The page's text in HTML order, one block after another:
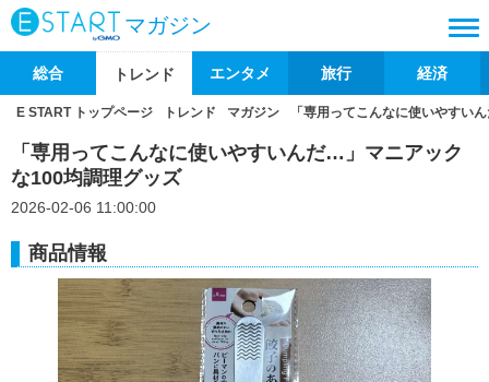
マガジン
総合 トレンド エンタメ 旅行 経済
E START トップページ トレンド マガジン 「専用ってこんなに使いやすい
「専用ってこんなに使いやすいんだ…」マニアック
な100均調理グッズ
2026-02-06 11:00:00
商品情報